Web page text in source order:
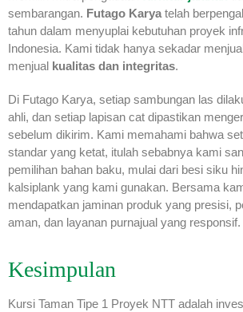
sembarangan. Futago Karya telah
tahun dalam menyuplai kebutuhan proyek
Indonesia. Kami tidak hanya sekadar
menjual kualitas dan integritas.
Di Futago Karya, setiap sambungan las
ahli, dan setiap lapisan cat dipastikan
sebelum dikirim. Kami memahami bahwa
standar yang ketat, itulah sebabnya kami
pemilihan bahan baku, mulai dari besi siku
kalsiplank yang kami gunakan. Bersama
mendapatkan jaminan produk yang presisi,
aman, dan layanan purnajual yang responsif.
Kesimpulan
Kursi Taman Tipe 1 Proyek NTT adalah